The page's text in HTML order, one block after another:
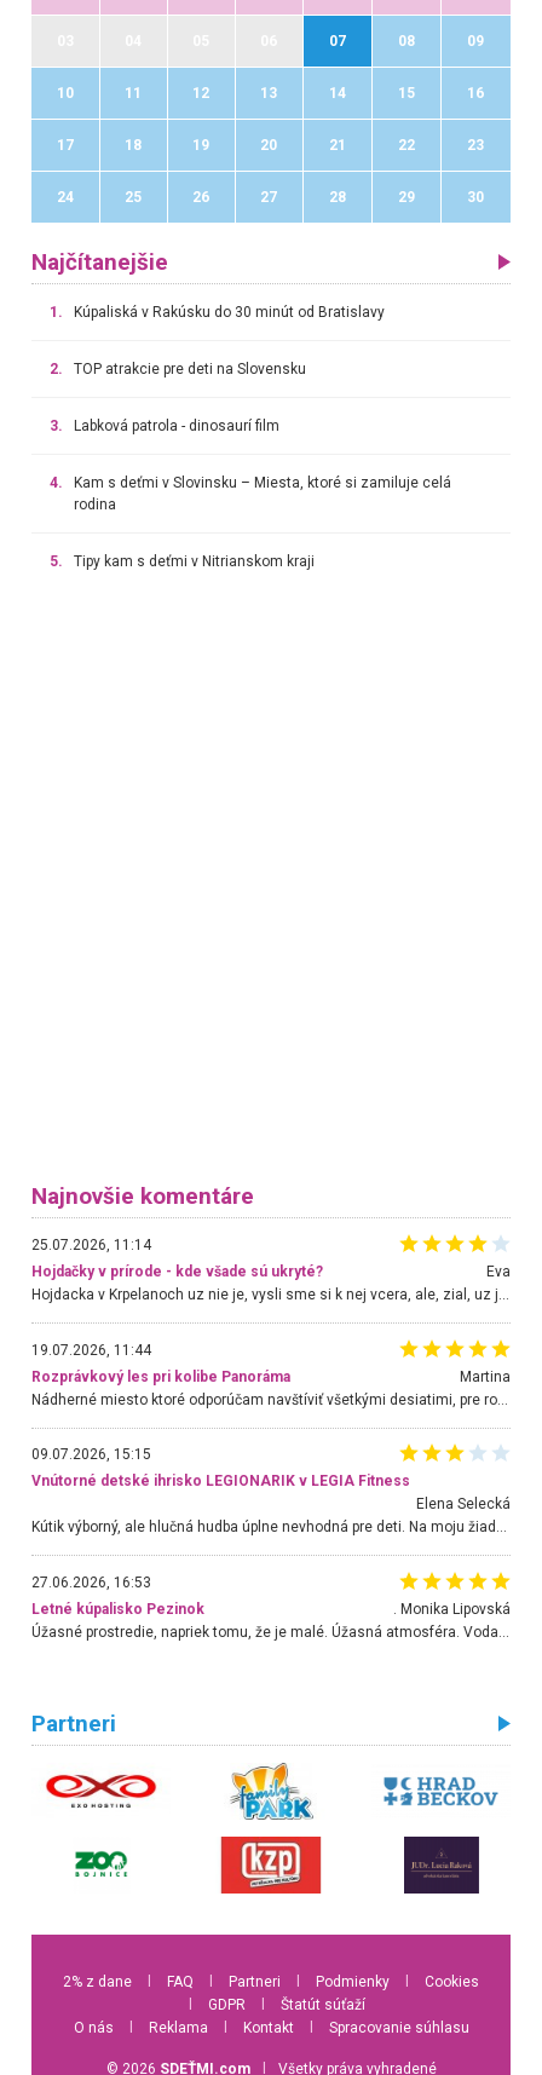
07 08 09
10 11 12 13 14 15 16
17 18 19 20 21 22 23
24 25 26 27 28 29 30
Najčítanejšie
1. Kúpaliská v Rakúsku do 30 minút od Bratislavy
2. TOP atrakcie pre deti na Slovensku
3. Labková patrola - dinosaurí film
4.
Kam s deťmi v Slovinsku – Miesta, ktoré si zamiluje celá
rodina
5. Tipy kam s deťmi v Nitrianskom kraji
Najnovšie komentáre
25.07.2026, 11:14
Hojdačky v prírode - kde všade sú ukryté?
Eva
Hojdacka v Krpelanoch uz nie je, vysli sme si k nej vcera, ale, zial, uz je znicena. Ak sem planujete cestu len kvoli hojdacke, mozete si ju usetrit. Krasny vyhlad je tu vsak aj bez hojdacky :-)
19.07.2026, 11:44
Rozprávkový les pri kolibe Panoráma
Martina
Nádherné miesto ktoré odporúčam navštíviť všetkými desiatimi, pre rodiny s deťmi, dôchodcom... Proste a jednoducho ozaj rozprávkový les.. určite ešte prídeme. Odniesli sme si na pamiatku krásne tričká,
09.07.2026, 15:15
Vnútorné detské ihrisko LEGIONARIK v LEGIA Fitness
Elena Selecká
Kútik výborný, ale hlučná hudba úplne nevhodná pre deti. Na moju žiadosť o aspoň sušenie nereagovali.
27.06.2026, 16:53
Letné kúpalisko Pezinok
. Monika Lipovská
Úžasné prostredie, napriek tomu, že je malé. Úžasná atmosféra. Voda fantastická a nádherná. Ľudí je pomerne veľa, ale su mili a ohľaduplní. Je veľmi zaujímavé sledovať, ako dokážu spolu športovať cudzí ľudia a bez ohľadu na vek. Vládne tu pohoda. Vnuka neviem dostať z vody. Ďakujem za krásny deň . Urcite sa sem vrátim. Jediný problém je s parkovaním, ale aj ten sa mi podarilo vyriešiť. Monika Bratislava
Partneri
2% z dane FAQ Partneri Podmienky
Cookies
GDPR
Štatút súťaží
O nás
Reklama Kontakt Spracovanie súhlasu
© 2026 SDEŤMI.com Všetky práva vyhradené